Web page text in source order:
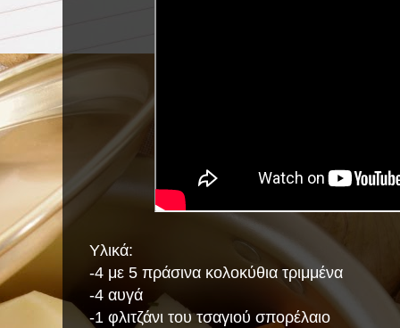
Υλικά:
-4 με 5 πράσινα κολοκύθια τριμμένα
-4 αυγά
-1 φλιτζάνι του τσαγιού σπορέλαιο